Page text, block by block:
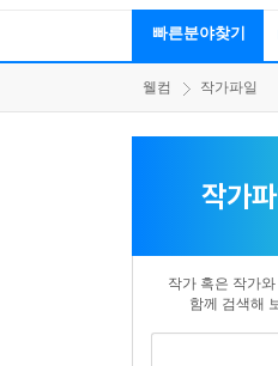
빠른분야찾기
웰컴 작가파일
작가
작가 혹은 작가
함께 검색해